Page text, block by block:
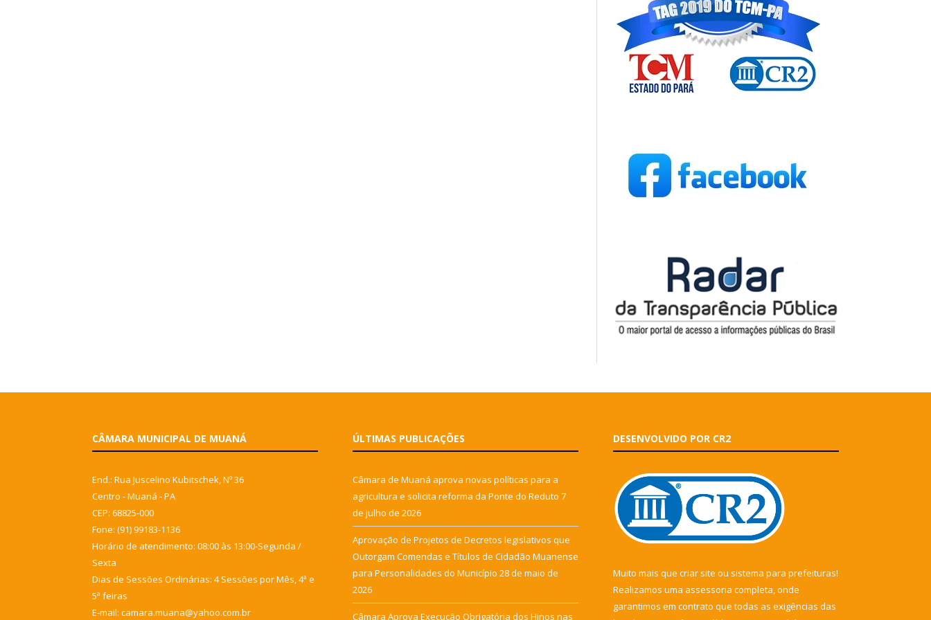
CÂMARA MUNICIPAL DE MUANÁ
End.: Rua Juscelino Kubitschek, Nº 36
Centro - Muaná - PA
CEP: 68825-000
Fone: (91) 99183-1136
Horário de atendimento: 08:00 às 13:00-Segunda /
Sexta
Dias de Sessões Ordinárias: 4 Sessões por Mês, 4ª e
5ª feiras
E-mail: camara.muana@yahoo.com.br
ÚLTIMAS PUBLICAÇÕES
Câmara de Muaná aprova novas políticas para a
agricultura e solicita reforma da Ponte do Reduto 7
de julho de 2026
Aprovação de Projetos de Decretos legislativos que
Outorgam Comendas e Títulos de Cidadão Muanense
para Personalidades do Município 28 de maio de
2026
Câmara Aprova Execução Obrigatória dos Hinos nas
DESENVOLVIDO POR CR2
Muito mais que criar site ou sistema para prefeituras!
Realizamos uma assessoria completa, onde
garantimos em contrato que todas as exigências das